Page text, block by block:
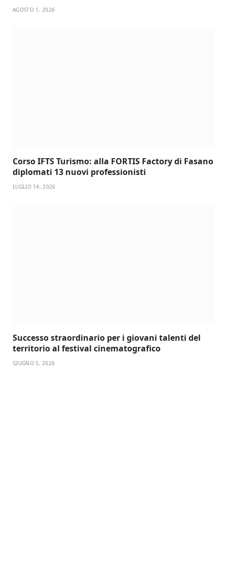
AGOSTO 1, 2026
Corso IFTS Turismo: alla FORTIS Factory di Fasano
diplomati 13 nuovi professionisti
LUGLIO 14, 2026
Successo straordinario per i giovani talenti del
territorio al festival cinematografico
GIUGNO 5, 2026